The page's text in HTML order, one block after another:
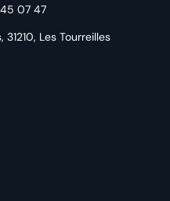
07 47
Les Tourreilles